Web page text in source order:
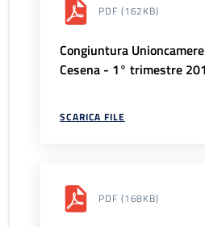
PDF (162KB)
Congiuntura
Cesena - 1° trimestre
SCARICA FILE
PDF (168KB)